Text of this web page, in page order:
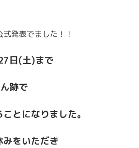
式発表でました！！
日(土)まで
跡で
とになりました。
をいただき